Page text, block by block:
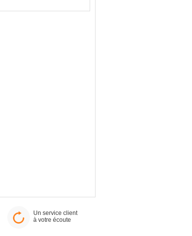
Un service client
à votre écoute